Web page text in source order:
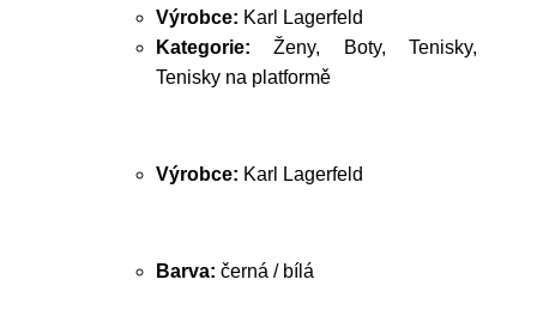
Výrobce: Karl Lagerfeld
Kategorie: Ženy, Boty, Tenisky,
Tenisky na platformě
Výrobce: Karl Lagerfeld
Barva: černá / bílá